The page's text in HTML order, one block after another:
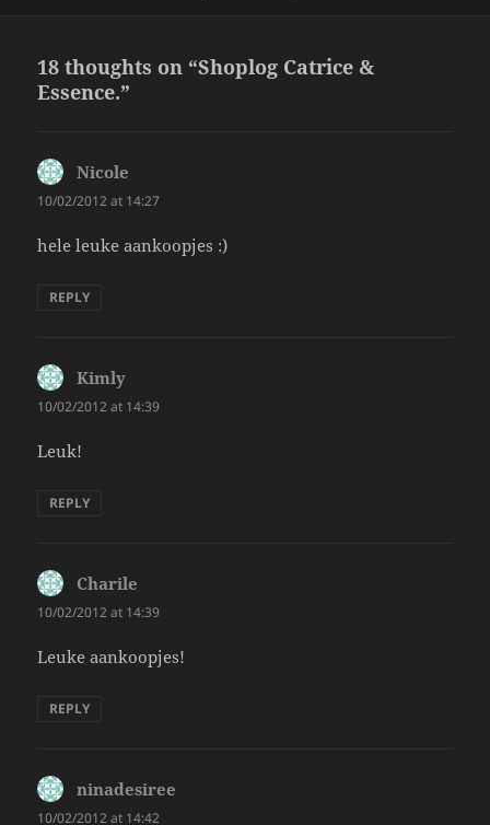
18 thoughts on “Shoplog Catrice &
Essence.”
Nicole
10/02/2012 at 14:27
hele leuke aankoopjes :)
REPLY
Kimly
10/02/2012 at 14:39
Leuk!
REPLY
Charile
10/02/2012 at 14:39
Leuke aankoopjes!
REPLY
ninadesiree
10/02/2012 at 14:42